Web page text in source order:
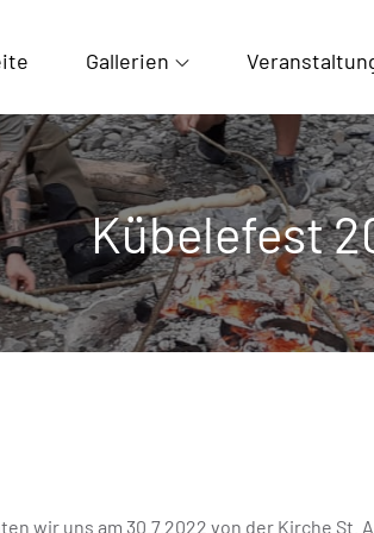
Gallerien
Kübelefest
wir uns am 30.7.2022 von der Kirche St.